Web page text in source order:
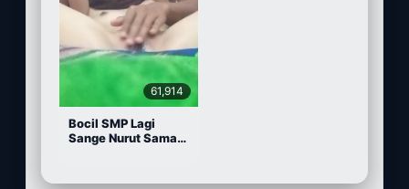
61,914
Bocil SMP Lagi
Sange Nurut Sama